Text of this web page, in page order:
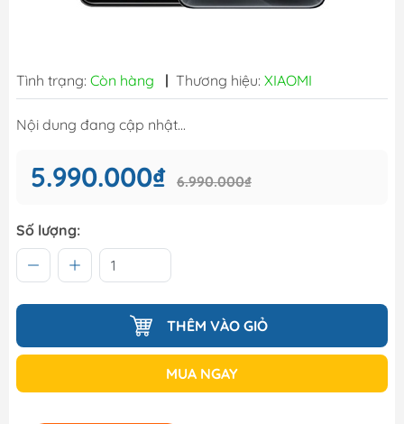
Tình trạng: Còn hàng | Thương hiệu: XIAOMI
Nội dung đang cập nhật...
5.990.000₫ 6.990.000₫
Số lượng:
THÊM VÀO GIỎ
MUA NGAY